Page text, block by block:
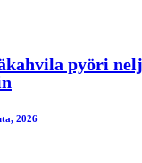
pyöri
2026